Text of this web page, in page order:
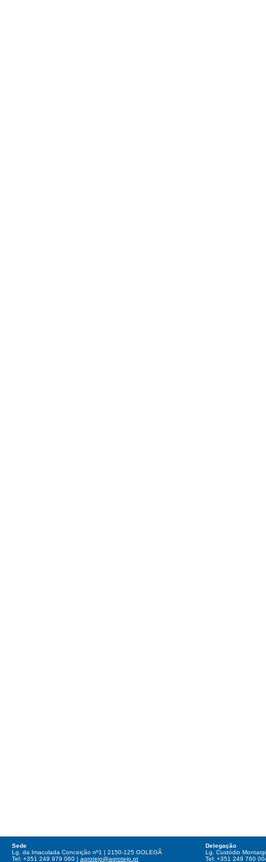
Sede
Lg. da Imaculada Conceição nº1 | 2150-125 GOLEGÃ
Tel: +351 249 979 060 | agrotejo@agrotejo.pt
Delegação
Lg. Custódio
Tel: +351 249 760